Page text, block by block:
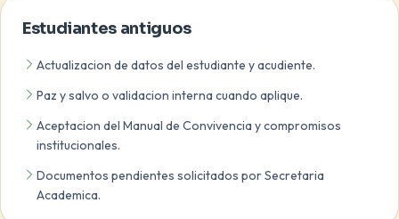
Estudiantes antiguos
Actualizacion de datos del estudiante y acudiente.
Paz y salvo o validacion interna cuando aplique.
Aceptacion del Manual de Convivencia y compromisos
institucionales.
Documentos pendientes solicitados por Secretaria
Academica.